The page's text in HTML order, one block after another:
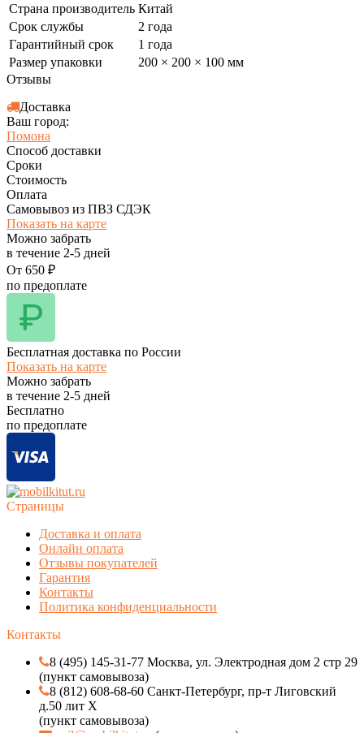
Страна производитель Китай
Срок службы
2 года
Гарантийный срок
1 года
Размер упаковки
200 × 200 × 100 мм
Отзывы
Доставка
Ваш город:
Помона
Способ доставки
Сроки
Стоимость
Оплата
Самовывоз из ПВЗ СДЭК
Показать на карте
Можно забрать
в течение 2-5 дней
От 650 ₽
по предоплате
Бесплатная доставка по России
Показать на карте
Можно забрать
в течение 2-5 дней
Бесплатно
по предоплате
Страницы
Доставка и оплата
Онлайн оплата
Отзывы покупателей
Гарантия
Контакты
Политика конфиденциальности
Контакты
8 (495) 145-31-77 Москва, ул. Электродная дом 2 стр 29
(пункт самовывоза)
8 (812) 608-68-60 Санкт-Петербург, пр-т Лиговский
д.50 лит Х
(пункт самовывоза)